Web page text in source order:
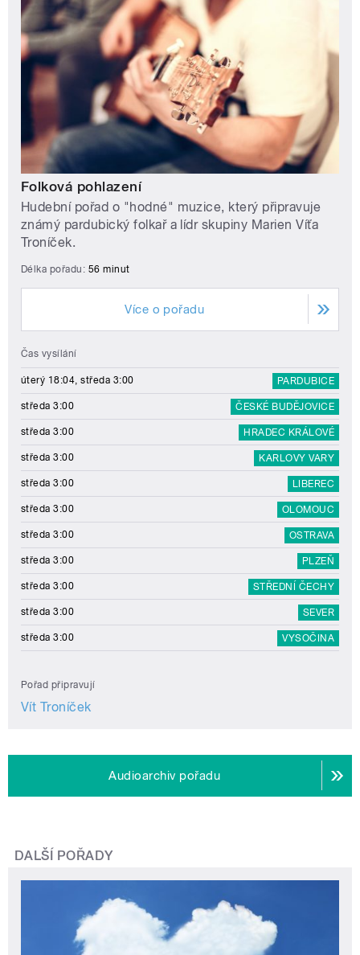
Folková pohlazení
Hudební pořad o "hodné" muzice, který připravuje
známý pardubický folkař a lídr skupiny Marien Víťa
Troníček.
Délka pořadu: 56 minut
Více o pořadu
Čas vysílání
úterý 18:04, středa 3:00 PARDUBICE
středa 3:00 ČESKÉ BUDĚJOVICE
středa 3:00 HRADEC KRÁLOVÉ
středa 3:00 KARLOVY VARY
středa 3:00 LIBEREC
středa 3:00 OLOMOUC
středa 3:00 OSTRAVA
středa 3:00 PLZEŇ
středa 3:00 STŘEDNÍ ČECHY
středa 3:00 SEVER
středa 3:00 VYSOČINA
Pořad připravují
Vít Troníček
Audioarchiv pořadu
DALŠÍ POŘADY